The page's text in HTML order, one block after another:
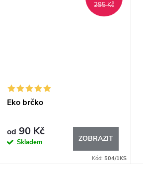
295 Kč
Eko brčko
od 90 Kč
Skladem ZOBRAZIT
Kód: 504/1KS